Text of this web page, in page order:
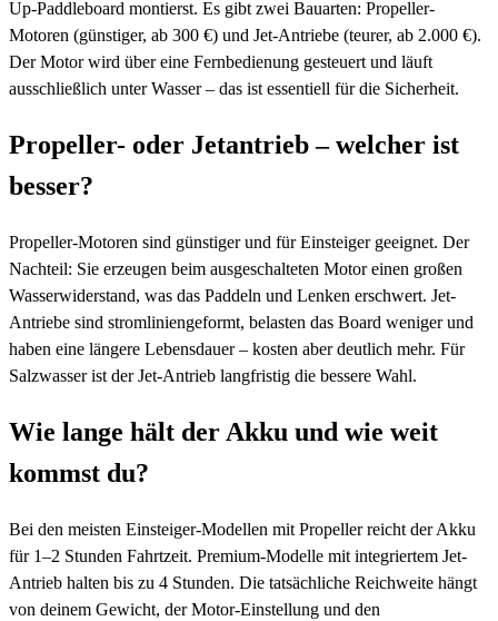
Up-Paddleboard montierst. Es gibt zwei Bauarten: Propeller-
Motoren (günstiger, ab 300 €) und Jet-Antriebe (teurer, ab 2.000 €).
Der Motor wird über eine Fernbedienung gesteuert und läuft
ausschließlich unter Wasser – das ist essentiell für die Sicherheit.
Propeller- oder Jetantrieb – welcher ist
besser?
Propeller-Motoren sind günstiger und für Einsteiger geeignet. Der
Nachteil: Sie erzeugen beim ausgeschalteten Motor einen großen
Wasserwiderstand, was das Paddeln und Lenken erschwert. Jet-
Antriebe sind stromliniengeformt, belasten das Board weniger und
haben eine längere Lebensdauer – kosten aber deutlich mehr. Für
Salzwasser ist der Jet-Antrieb langfristig die bessere Wahl.
Wie lange hält der Akku und wie weit
kommst du?
Bei den meisten Einsteiger-Modellen mit Propeller reicht der Akku
für 1–2 Stunden Fahrtzeit. Premium-Modelle mit integriertem Jet-
Antrieb halten bis zu 4 Stunden. Die tatsächliche Reichweite hängt
von deinem Gewicht, der Motor-Einstellung und den